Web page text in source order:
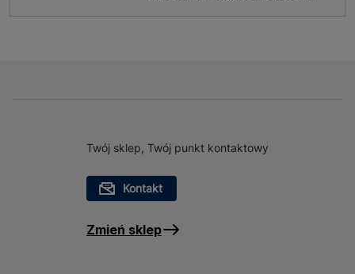
Twój sklep, Twój punkt kontaktowy
Kontakt
Zmień sklep